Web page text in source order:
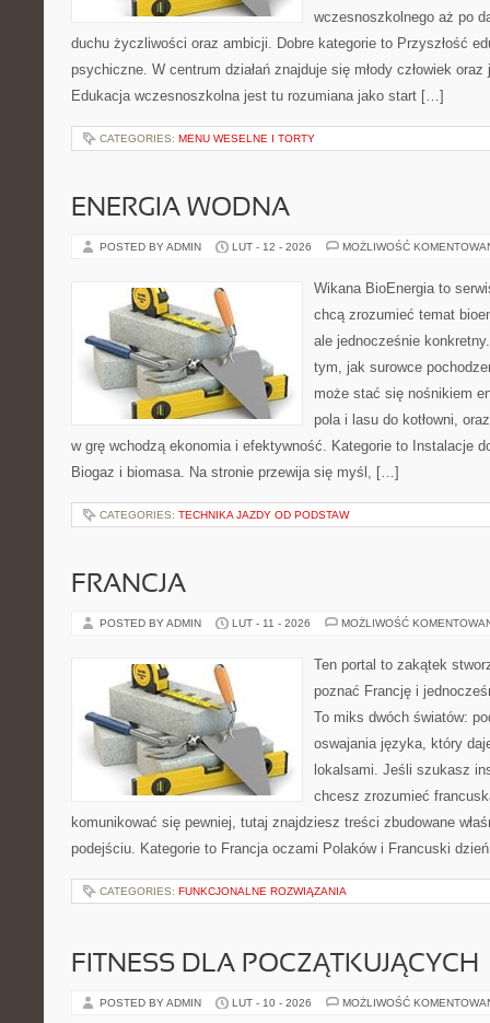
wczesnoszkolnego aż po
duchu życzliwości oraz ambicji. Dobre kategorie to Przyszłość
psychiczne. W centrum działań znajduje się młody człowiek
Edukacja wczesnoszkolna jest tu rozumiana jako start […]
CATEGORIES: MENU WESELNE I TORTY
ENERGIA WODNA
POSTED BY ADMIN LUT - 12 - 2026 MOŻLIWOŚĆ
Wikana BioEnergia to
chcą zrozumieć temat
ale jednocześnie
tym, jak surowce
może stać się nośnikiem
pola i lasu do kotłowni,
w grę wchodzą ekonomia i efektywność. Kategorie to Instalacje
Biogaz i biomasa. Na stronie przewija się myśl, […]
CATEGORIES: TECHNIKA JAZDY OD PODSTAW
FRANCJA
POSTED BY ADMIN LUT - 11 - 2026 MOŻLIWOŚĆ
Ten portal to zakątek
poznać Francję i
To miks dwóch światów:
oswajania języka, który
lokalsami. Jeśli szukasz
chcesz zrozumieć
komunikować się pewniej, tutaj znajdziesz treści zbudowane
podejściu. Kategorie to Francja oczami Polaków i Francuski
CATEGORIES: FUNKCJONALNE ROZWIĄZANIA
FITNESS DLA POCZĄTKUJĄCYCH
POSTED BY ADMIN LUT - 10 - 2026 MOŻLIWOŚĆ